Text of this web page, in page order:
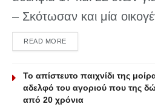
– Σκότωσαν και μία
READ MOREDETAILS
Το απίστευτο παιχνίδι της
αδελφό του αγοριού που της
από 20 χρόνια